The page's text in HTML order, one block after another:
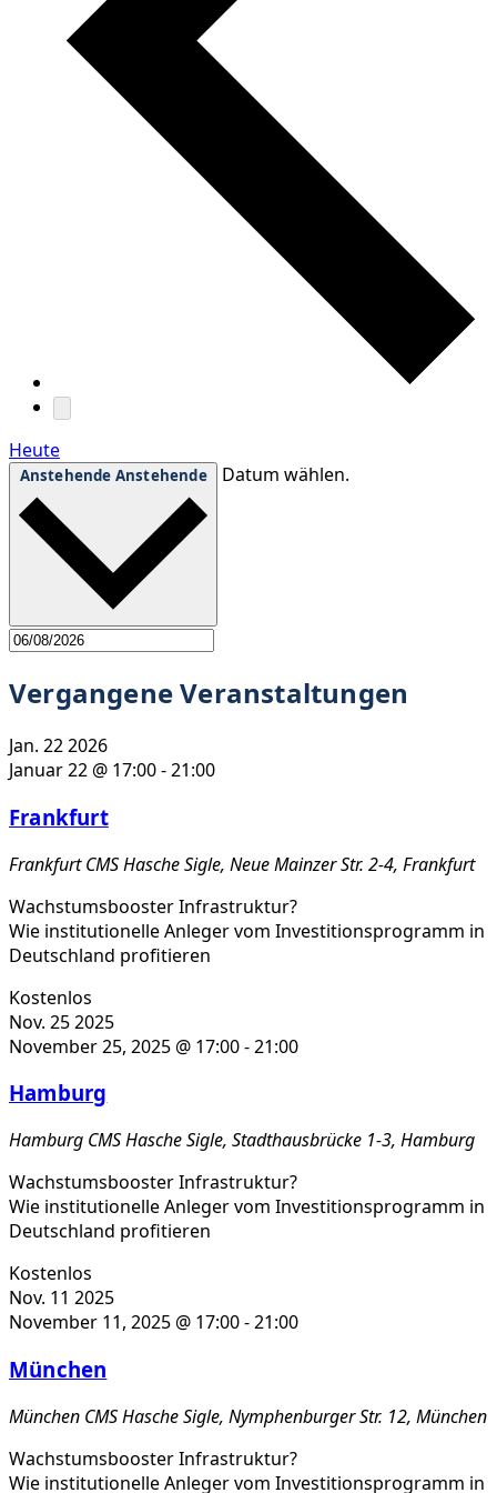
Heute
Anstehende Anstehende Datum wählen.
Vergangene Veranstaltungen
Jan. 222026
Januar 22 @ 17:00-21:00
Frankfurt
FrankfurtCMS Hasche Sigle, Neue Mainzer Str. 2-4, Frankfurt
Wachstumsbooster Infrastruktur?
Wie institutionelle Anleger vom Investitionsprogramm in
Deutschland profitieren
Kostenlos
Nov. 252025
November 25, 2025 @ 17:00-21:00
Hamburg
Hamburg CMS Hasche Sigle, Stadthausbrücke 1-3, Hamburg
Wachstumsbooster Infrastruktur?
Wie institutionelle Anleger vom Investitionsprogramm in
Deutschland profitieren
Kostenlos
Nov. 11 2025
November 11, 2025 @ 17:00-21:00
München
München CMS Hasche Sigle, Nymphenburger Str. 12, München
Wachstumsbooster Infrastruktur?
Wie institutionelle Anleger vom Investitionsprogramm in